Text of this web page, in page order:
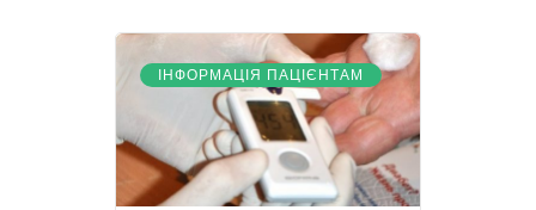
ІНФОРМАЦІЯ ПАЦІЄНТАМ